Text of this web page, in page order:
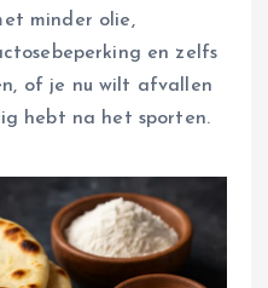
minder olie,
en zelfs
of je nu wilt afvallen
hebt na het sporten.